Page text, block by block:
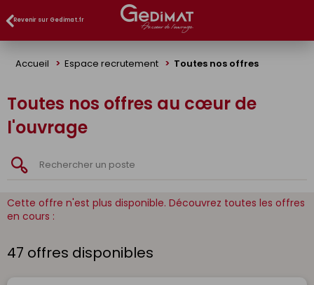
Panneau de gestion des cookies
Revenir sur Gedimat.fr
Accueil Espace recrutement Toutes nos offres
Toutes nos offres au cœur de
l'ouvrage
Cette offre n'est plus disponible. Découvrez toutes les offres
en cours :
47 offres disponibles